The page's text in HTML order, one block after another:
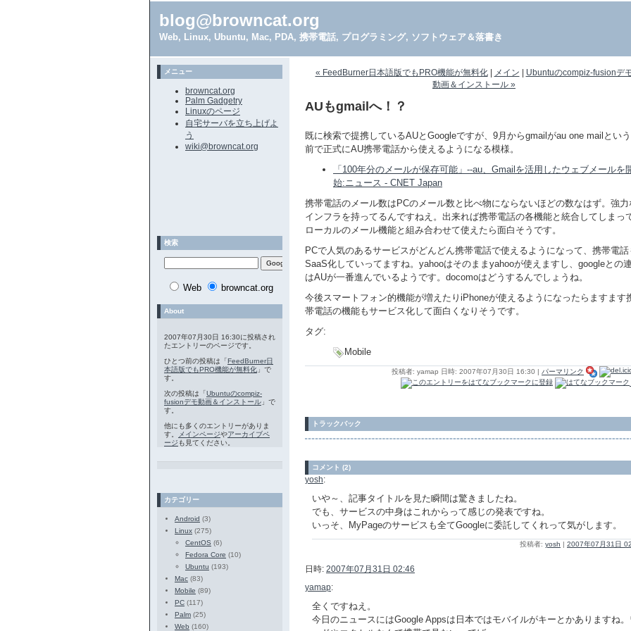
blog@browncat.org
Web, Linux, Ubuntu, Mac, PDA, 携帯電話, プログラミング, ソフトウェア＆落書き
« FeedBurner日本語版でもPRO機能が無料化| メイン
Ubuntuのcompiz-fusionデ
動画＆インストール »
AUもgmailへ！？
既に検索で提携しているAUとGoogleですが、9月からgmailがau one mailとい
前で正式にAU携帯電話から使えるようになる模様。
「100年分のメールが保存可能」--au、Gmailを活用したウェブメールを
始:ニュース - CNET Japan
携帯電話のメール数はPCのメール数と比べ物にならないほどの数なはず。強力
インフラを持ってるんですねえ。出来れば携帯電話の各機能と統合してしまっ
ローカルのメール機能と組み合わせて使えたら面白そうです。
PCで人気のあるサービスがどんどん携帯電話で使えるようになって、携帯電話
SaaS化していってますね。yahooはそのままyahooが使えますし、googleとの
はAUが一番進んでいるようです。docomoはどうするんでしょうね。
今後スマートフォン的機能が増えたりiPhoneが使えるようになったらますます
帯電話の機能もサービス化して面白くなりそうです。
タグ:
Mobile
投稿者: yamap 日時: 2007年07月30日 16:30 | パーマリンク
トラックバック
コメント (2)
yosh:
いや～、記事タイトルを見た瞬間は驚きましたね。
でも、サービスの中身はこれからって感じの発表ですね。
いっそ、MyPageのサービスも全てGoogleに委託してくれって気がします。
投稿者: yosh | 2007年07月31日
日時: 2007年07月31日 02:46
yamap:
全くですねえ。
今日のニュースにはGoogle Appsは日本ではモバイルがキーとかありますね。
メニュー
browncat.org
Palm Gadgetry
Linuxのページ
自宅サーバを立ち上げよ
う
wiki@browncat.org
検索
Web browncat.org
About
2007年07月30日 16:30に投稿され
たエントリーのページです。
ひとつ前の投稿は「FeedBurner日
本語版でもPRO機能が無料化 」で
す。
次の投稿は「Ubuntuのcompiz-
fusionデモ動画＆インストール 」で
す。
他にも多くのエントリーがありま
す。
メインページやアーカイブペ
ージ も見てください。
カテゴリー
Android (3)
Linux (275)
CentOS (6)
Fedora Core (10)
Ubuntu (193)
Mac (83)
Mobile (89)
PC (117)
Palm (25)
Web (160)